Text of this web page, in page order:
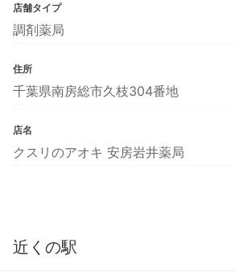
店舗タイプ
調剤薬局
住所
千葉県南房総市久枝304番地
店名
クスリのアオキ 安房岩井薬局
近くの駅